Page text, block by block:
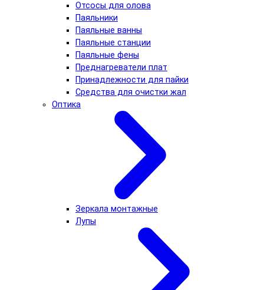
Отсосы для олова
Паяльники
Паяльные ванны
Паяльные станции
Паяльные фены
Преднагреватели плат
Принадлежности для пайки
Средства для очистки жал
Оптика
Зеркала монтажные
Лупы